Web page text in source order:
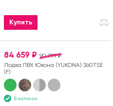
Купить
90 799 ₽
84 659 ₽
Лодка ПВХ Юкона (YUKONA) 360TSE
(F)
В наличии